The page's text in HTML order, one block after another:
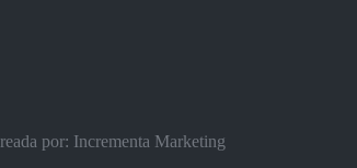
por: Incrementa Marketing